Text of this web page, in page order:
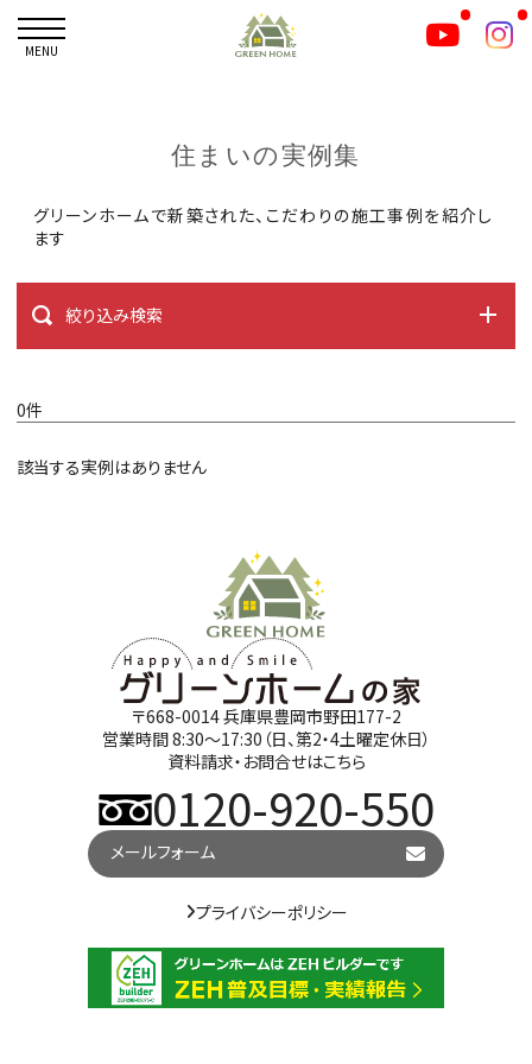
MENU
住まいの実例集
グリーンホームで新築された、こだわりの施工事例を紹介し
ます
絞り込み検索
0件
該当する実例はありません
〒668-0014 兵庫県豊岡市野田177-2
営業時間 8:30～17:30（日、第2・4土曜定休日）
資料請求・お問合せはこちら
0120-920-550
メールフォーム
プライバシーポリシー